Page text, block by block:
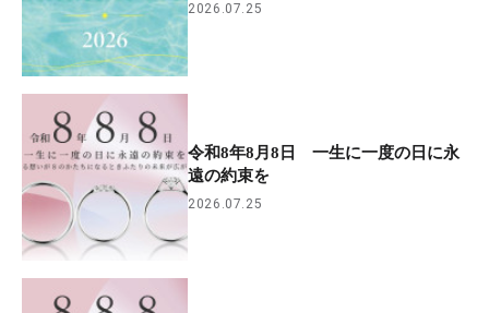
2026.07.25
令和8年8月8日 一生に一度の日に永
遠の約束を
2026.07.25